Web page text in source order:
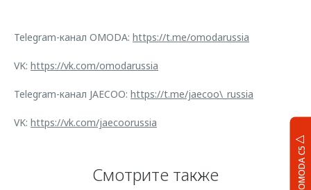
OMODA C5
Telegram-канал OMODA: https://t.me/omodarussia
VK: https://vk.com/omodarussia
Telegram-канал JAECOO: https://t.me/jaecoo\_russia
VK: https://vk.com/jaecoorussia
Смотрите также